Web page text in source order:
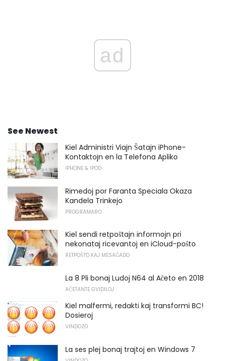
ad
See Newest
Kiel Administri Viajn Ŝatajn iPhone-
Kontaktojn en la Telefona Apliko
IPHONE & IPOD
Rimedoj por Faranta Speciala Okaza
Kandela Trinkejo
PROGRAMARO
Kiel sendi retpoŝtajn informojn pri
nekonataj ricevantoj en iCloud-poŝto
RETPOŜTO KAJ MESAĜADO
La 8 Pli bonaj Ludoj N64 al Aĉeto en 2018
AĈETANTE GVIDILOJ
Kiel malfermi, redakti kaj transformi BC!
Dosieroj
VINDOZO
La ses plej bonaj trajtoj en Windows 7